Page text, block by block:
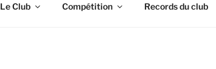
Le Club Compétition Records du club